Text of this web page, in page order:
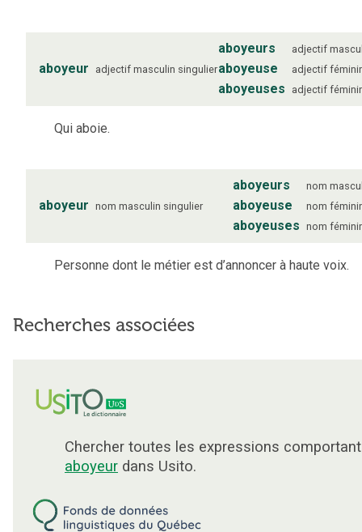
aboyeur adjectif masculin singulier
aboyeurs adjectif
aboyeuse adjectif
aboyeuses adjectif
Qui aboie.
aboyeur nom masculin singulier
aboyeurs nom
aboyeuse nom
aboyeuses nom
Personne dont le métier est d’annoncer à haute voix.
Recherches associées
Chercher toutes les expressions
aboyeur dans Usito.